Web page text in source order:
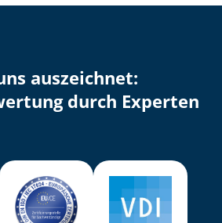
auszeichnet:
durch Experten